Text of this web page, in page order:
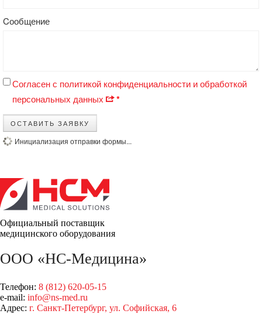
Cообщение
Согласен с политикой конфиденциальности и обработкой
персональных данных
*
ОСТАВИТЬ ЗАЯВКУ
Инициализация отправки формы...
Официальный поставщик
медицинского оборудования
ООО «НС-Медицина»
Телефон: 8 (812) 620-05-15
e-mail: info@ns-med.ru
Адрес: г. Санкт-Петербург, ул. Софийская, 6